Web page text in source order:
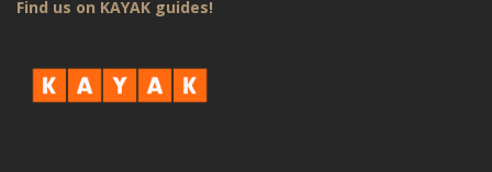
Find us on KAYAK guides!